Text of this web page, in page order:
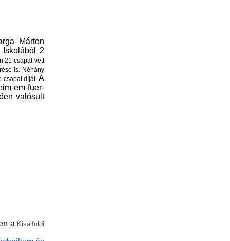
Márton
Iskolából 2
21 csapat vett
is. Néhány
csapat díját. A
em-fuer-
valósult
a Kisalföldi